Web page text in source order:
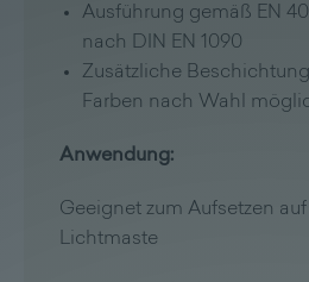
Ausführung gemäß EN
nach DIN EN 1090
Zusätzliche
Farben nach Wahl
Anwendung:
Geeignet zum Aufsetzen
Lichtmaste